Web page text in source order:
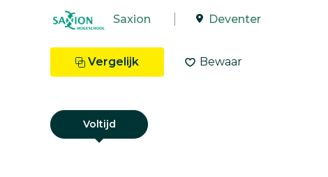
Saxion Deventer
Vergelijk Bewaar
Voltijd